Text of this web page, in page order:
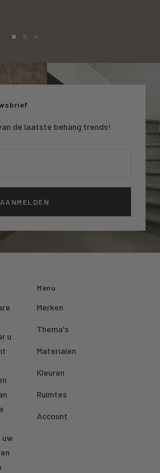
1
2
slide
3
de laatste behang trends!
AANMELDEN
u
uw
Menu
Merken
Thema's
Materialen
Kleuren
Ruimtes
Account